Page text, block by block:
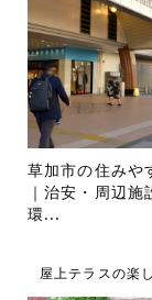
草加市の住みや
｜治安・周辺施
環...
屋上テラスの楽